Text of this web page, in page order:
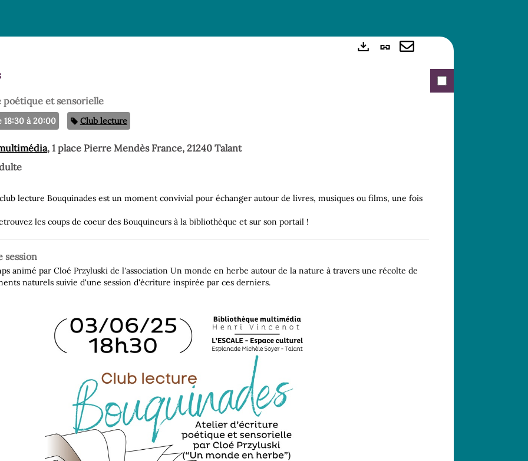
Lien
permanent
(Nouvelle
Envoyer
et sensorielle
à 20:00 Catégorie
Club lecture
, 1 place Pierre Mendès France, 21240 Talant
lecture Bouquinades est un moment convivial pour échanger autour de livres, musiques ou films, une fois
les coups de coeur des Bouquineurs à la bibliothèque et sur son portail !
session
animé par Cloé Przyluski de l'association Un monde en herbe autour de la nature à travers une récolte de
naturels suivie d'une session d'écriture inspirée par ces derniers.